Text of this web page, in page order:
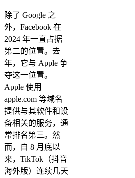
除了 Google 之
外，Facebook 在
2024 年一直占据
第二的位置。去
年，它与 Apple 争
夺这一位置。
Apple 使用
apple.com 等域名
提供与其软件和设
备相关的服务，通
常排名第三。然
而，自 8 月底以
来，TikTok（抖音
海外版）连续几天